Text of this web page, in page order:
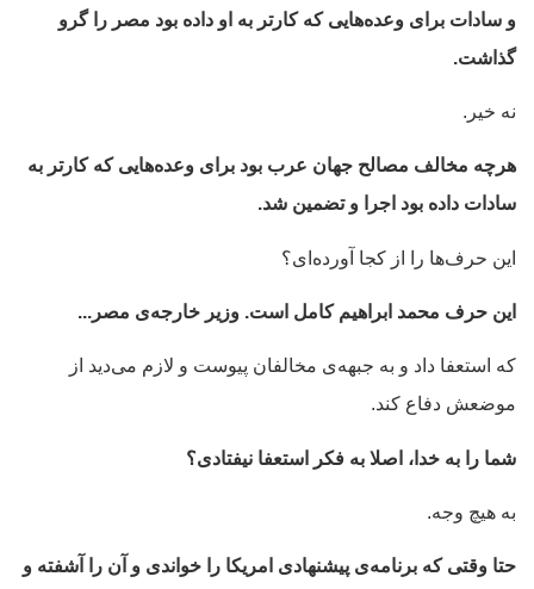
و سادات برای وعده‌هایی که کارتر به او داده بود مصر را گرو
گذاشت.
نه خیر.
هرچه مخالف مصالح جهان عرب بود برای وعده‌هایی که کارتر به
سادات داده بود اجرا و تضمین شد.
این حرف‌ها را از کجا آورده‌ای؟
این حرف محمد ابراهیم کامل است. وزیر خارجه‌ی مصر...
که استعفا داد و به جبهه‌ی مخالفان پیوست و لازم می‌دید از
موضعش دفاع کند.
شما را به خدا، اصلا به فکر استعفا نیفتادی؟
به هیچ وجه.
حتا وقتی که برنامه‌ی پیشنهادی امریکا را خواندی و آن را آشفته و